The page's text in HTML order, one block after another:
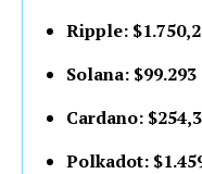
Ripple:
Solana: $99.293
Cardano:
Polkadot: